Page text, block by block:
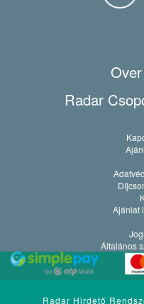
Radar
Ajánlat
Általános
Radar Hirdető